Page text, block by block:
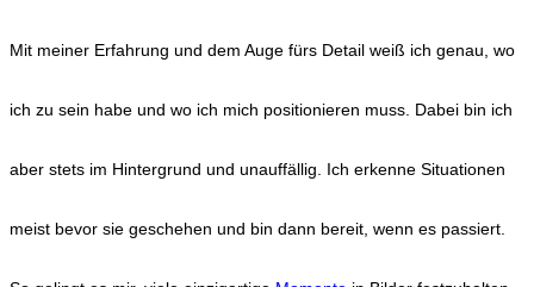
Mit meiner Erfahrung und dem Auge fürs Detail weiß ich genau, wo
ich zu sein habe und wo ich mich positionieren muss. Dabei bin ich
aber stets im Hintergrund und unauffällig. Ich erkenne Situationen
meist bevor sie geschehen und bin dann bereit, wenn es passiert.